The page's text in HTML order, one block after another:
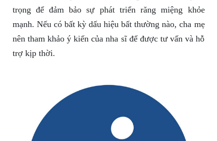
trọng để đảm bảo sự phát triển răng miệng khỏe
mạnh. Nếu có bất kỳ dấu hiệu bất thường nào, cha mẹ
nên tham khảo ý kiến của nha sĩ để được tư vấn và hỗ
trợ kịp thời.